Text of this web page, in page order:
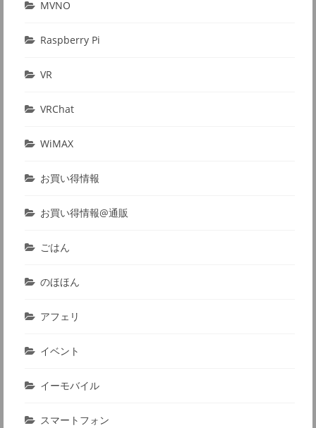
MVNO
Raspberry Pi
VR
VRChat
WiMAX
お買い得情報
お買い得情報@通販
ごはん
のほほん
アフェリ
イベント
イーモバイル
スマートフォン